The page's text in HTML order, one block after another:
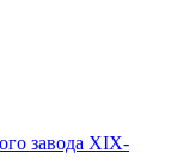
завода XIX-